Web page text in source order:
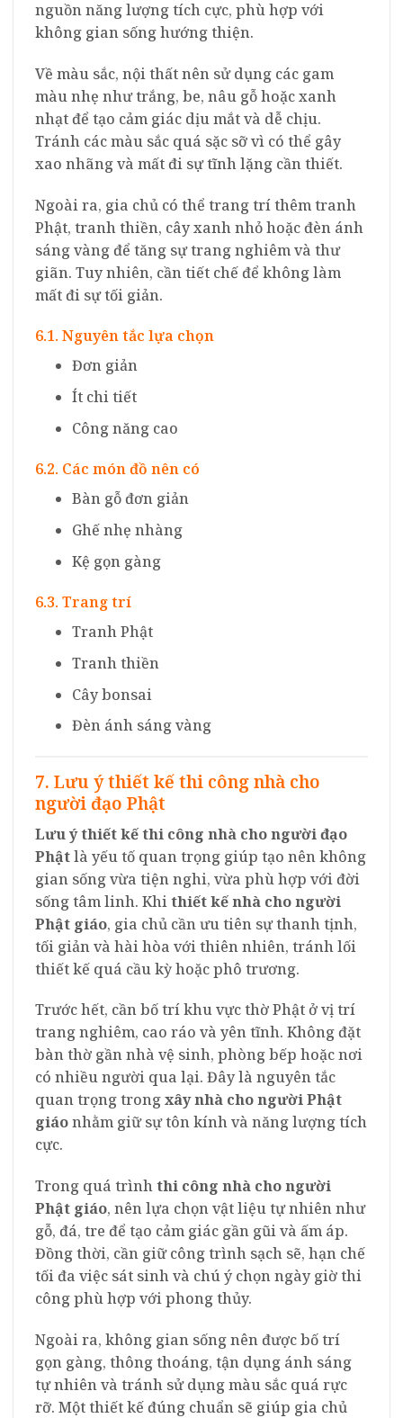
nguồn năng lượng tích cực, phù hợp với
không gian sống hướng thiện.
Về màu sắc, nội thất nên sử dụng các gam
màu nhẹ như trắng, be, nâu gỗ hoặc xanh
nhạt để tạo cảm giác dịu mắt và dễ chịu.
Tránh các màu sắc quá sặc sỡ vì có thể gây
xao nhãng và mất đi sự tĩnh lặng cần thiết.
Ngoài ra, gia chủ có thể trang trí thêm tranh
Phật, tranh thiền, cây xanh nhỏ hoặc đèn ánh
sáng vàng để tăng sự trang nghiêm và thư
giãn. Tuy nhiên, cần tiết chế để không làm
mất đi sự tối giản.
6.1. Nguyên tắc lựa chọn
Đơn giản
Ít chi tiết
Công năng cao
6.2. Các món đồ nên có
Bàn gỗ đơn giản
Ghế nhẹ nhàng
Kệ gọn gàng
6.3. Trang trí
Tranh Phật
Tranh thiền
Cây bonsai
Đèn ánh sáng vàng
7. Lưu ý thiết kế thi công nhà cho
người đạo Phật
Lưu ý thiết kế thi công nhà cho người đạo
Phậtlà yếu tố quan trọng giúp tạo nên không
gian sống vừa tiện nghi, vừa phù hợp với đời
sống tâm linh. Khithiết kế nhà cho người
Phật giáo, gia chủ cần ưu tiên sự thanh tịnh,
tối giản và hài hòa với thiên nhiên, tránh lối
thiết kế quá cầu kỳ hoặc phô trương.
Trước hết, cần bố trí khu vực thờ Phật ở vị trí
trang nghiêm, cao ráo và yên tĩnh. Không đặt
bàn thờ gần nhà vệ sinh, phòng bếp hoặc nơi
có nhiều người qua lại. Đây là nguyên tắc
quan trọng trongxây nhà cho người Phật
giáonhằm giữ sự tôn kính và năng lượng tích
cực.
Trong quá trìnhthi công nhà cho người
Phật giáo, nên lựa chọn vật liệu tự nhiên như
gỗ, đá, tre để tạo cảm giác gần gũi và ấm áp.
Đồng thời, cần giữ công trình sạch sẽ, hạn chế
tối đa việc sát sinh và chú ý chọn ngày giờ thi
công phù hợp với phong thủy.
Ngoài ra, không gian sống nên được bố trí
gọn gàng, thông thoáng, tận dụng ánh sáng
tự nhiên và tránh sử dụng màu sắc quá rực
rỡ. Một thiết kế đúng chuẩn sẽ giúp gia chủ